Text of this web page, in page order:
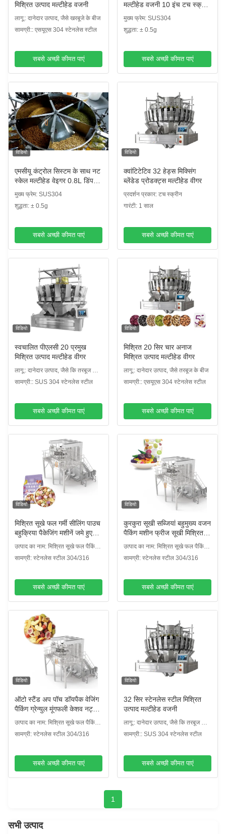
मिश्रित उत्पाद मल्टीहेड वजनी
लागू:: दानेदार उत्पाद, जैसे खरबूजे के बीज
सामग्री:: एसयूएस 304 स्टेनलेस स्टील
सबसे अच्छी कीमत पाएं
मल्टीहेड वजनी 10 इंच टच स्क्रीन
के साथ
मुख्य फ्रेम: SUS304
शुद्धता: ± 0.5g
सबसे अच्छी कीमत पाएं
विडियो
एमसीयू कंट्रोल सिस्टम के साथ नट
स्केल मल्टीहेड वेइगर 0.8L डिंपल
मुख्य फ्रेम: SUS304
शुद्धता: ± 0.5g
सबसे अच्छी कीमत पाएं
विडियो
क्वांटिटेटिव 32 हेड्स मिक्सिंग
ब्लेंडेड प्रोडक्ट्स मल्टीहेड वीगर
प्रदर्शन प्रकार: टच स्क्रीन
गारंटी: 1 साल
सबसे अच्छी कीमत पाएं
विडियो
स्वचालित पीएलसी 20 प्रमुख
मिश्रित उत्पाद मल्टीहेड वीगर
लागू:: दानेदार उत्पाद, जैसे कि तरबूज के
बीज
सामग्री:: SUS 304 स्टेनलेस स्टील
सबसे अच्छी कीमत पाएं
विडियो
मिश्रित 20 सिर चार अनाज
मिश्रित उत्पाद मल्टीहेड वीगर
लागू:: दानेदार उत्पाद, जैसे तरबूज के बीज
सामग्री:: एसयूएस 304 स्टेनलेस स्टील
सबसे अच्छी कीमत पाएं
विडियो
मिश्रित सूखे फल गर्मी सीलिंग पाउच
बहुक्रिया पैकेजिंग मशीनें जमे हुए
सूखे फल भरने सीलिंग मशीन
उत्पाद का नाम: मिश्रित सूखे फल पैकिंग
मशीन
सामग्री: स्टेनलेस स्टील 304/316
सबसे अच्छी कीमत पाएं
विडियो
कुरकुरा सूखी सब्जियां बहुमुख्य वजन
पैकिंग मशीन फ्रीज सूखी मिश्रित
फल आम स्ट्रॉबेरी पैकिंग मशीन
उत्पाद का नाम: मिश्रित सूखे फल पैकिंग
मशीन
सामग्री: स्टेनलेस स्टील 304/316
सबसे अच्छी कीमत पाएं
विडियो
ऑटो स्टैंड अप पॉच डॉयपैक वेजिंग
पैकिंग ग्रेन्युल मूंगफली केशव नट्स
मल्टीहेड वेजर भरने की मशीन
उत्पाद का नाम: मिश्रित सूखे फल पैकिंग
मशीन
सामग्री: स्टेनलेस स्टील 304/316
सबसे अच्छी कीमत पाएं
विडियो
32 सिर स्टेनलेस स्टील मिश्रित
उत्पाद मल्टीहेड वजनी
लागू:: दानेदार उत्पाद, जैसे कि तरबूज के
बीज
सामग्री:: SUS 304 स्टेनलेस स्टील
सबसे अच्छी कीमत पाएं
1
सभी उत्पाद